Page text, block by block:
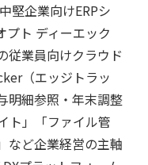
堅企業向けERPシ
ト ディーエック
従業員向けクラウド
（エッジトラッ
明細参照・年末調整
ト」「ファイル管
など企業経営の主軸